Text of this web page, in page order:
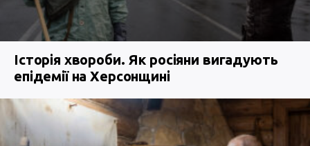
Історія хвороби. Як росіяни вигадують
епідемії на Херсонщині